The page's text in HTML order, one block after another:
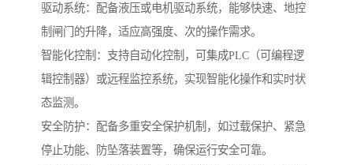
驱动系统：配备液压或电机驱动系统，能够快速、地控
制闸门的升降，适应高强度、次的操作需求。
智能化控制：支持自动化控制，可集成PLC（可编程逻
辑控制器）或远程监控系统，实现智能化操作和实时状
态监测。
安全防护：配备多重安全保护机制，如过载保护、紧急
停止功能、防坠落装置等，确保运行安全可靠。